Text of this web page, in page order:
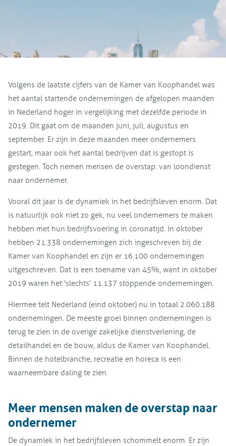
Volgens de laatste cijfers van de Kamer van Koophandel was
het aantal startende ondernemingen de afgelopen maanden
in Nederland hoger in vergelijking met dezelfde periode in
2019. Dit gaat om de maanden juni, juli, augustus en
september. Er zijn in deze maanden meer ondernemers
gestart, maar ook het aantal bedrijven dat is gestopt is
gestegen. Toch nemen mensen de overstap: van loondienst
naar ondernemer.
Vooral dit jaar is de dynamiek in het bedrijfsleven enorm. Dat
is natuurlijk ook niet zo gek, nu veel ondernemers te maken
hebben met hun bedrijfsvoering in coronatijd. In oktober
hebben 21.338 ondernemingen zich ingeschreven bij de
Kamer van Koophandel en zijn er 16.100 ondernemingen
uitgeschreven. Dat is een toename van 45%, want in oktober
2019 waren het 'slechts' 11.137 stoppende ondernemingen.
Hiermee telt Nederland (eind oktober) nu in totaal 2.060.188
ondernemingen. De meeste groei binnen ondernemingen is
terug te zien in de overige zakelijke dienstverlening, de
detailhandel en de bouw, aldus de Kamer van Koophandel.
Binnen de hotelbranche, recreatie en horeca is een
waarneembare daling te zien.
Meer mensen maken de overstap naar
ondernemer
De dynamiek in het bedrijfsleven schommelt enorm. Er zijn